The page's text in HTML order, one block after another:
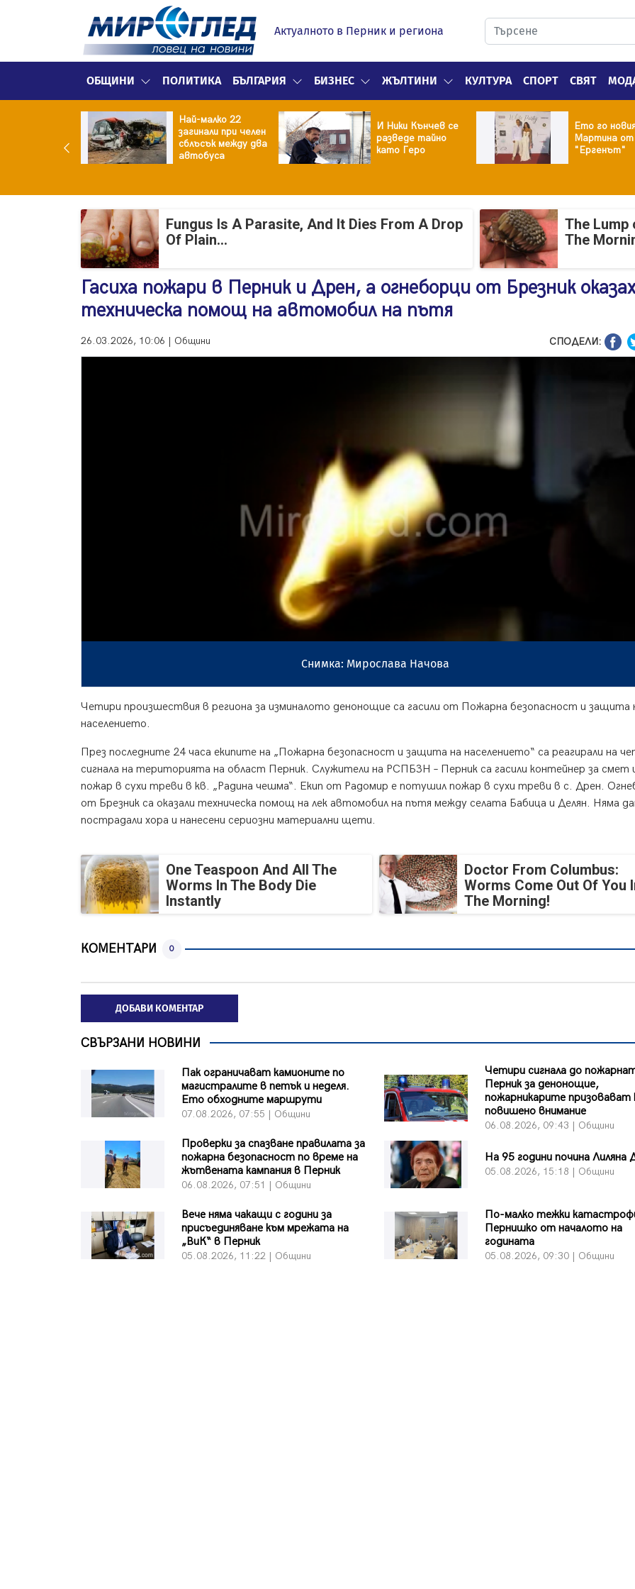
Актуалното в Перник и региона
ОБЩИНИ ПОЛИТИКА БЪЛГАРИЯ БИЗНЕС ЖЪЛТИНИ КУЛТУРА СПОРТ СВЯТ
Най-малко 22
загинали при челен
сблъсък между два
автобуса
И Ники Кънчев се
разведе тайно
като Геро
Ето го
Мартина от
"Ергенът"
Fungus Is A Parasite, And It Dies From A Drop
Of Plain...
The Lump
The
Гасиха пожари в Перник и Дрен, а огнеборци от Брезник
техническа помощ на автомобил на пътя
26.03.2026, 10:06 | Общини СПОДЕЛИ:
Снимка: Мирослава Начова
Четири произшествия в региона за изминалото денонощие са гасили от Пожарна безопасност и защита
населението.
През последните 24 часа екипите на „Пожарна безопасност и защита на населението“ са реагирали на
сигнала на територията на област Перник. Служители на РСПБЗН – Перник са гасили контейнер за смет
пожар в сухи треви в кв. „Радина чешма“. Екип от Радомир е потушил пожар в сухи треви в с. Дрен.
от Брезник са оказали техническа помощ на лек автомобил на пътя между селата Бабица и Делян. Няма
пострадали хора и нанесени сериозни материални щети.
One Teaspoon And All The
Worms In The Body Die
Instantly
Doctor From Columbus:
Worms Come Out Of You
The Morning!
КОМЕНТАРИ 0
ДОБАВИ КОМЕНТАР
СВЪРЗАНИ НОВИНИ
Пак ограничават камионите по
магистралите в петък и неделя.
Ето обходните маршрути
07.08.2026, 07:55 | Общини
Четири сигнала до
Перник за денонощие,
пожарникарите призовават
повишено внимание
06.08.2026, 09:43 | Общини
Проверки за спазване правилата за
пожарна безопасност по време на
жътвената кампания в Перник
06.08.2026, 07:51 | Общини
На 95 години почина Лиляна
05.08.2026, 15:18 | Общини
Вече няма чакащи с години за
присъединяване към мрежата на
„ВиК“ в Перник
05.08.2026, 11:22 | Общини
По-малко тежки
Пернишко от началото на
годината
05.08.2026, 09:30 | Общини